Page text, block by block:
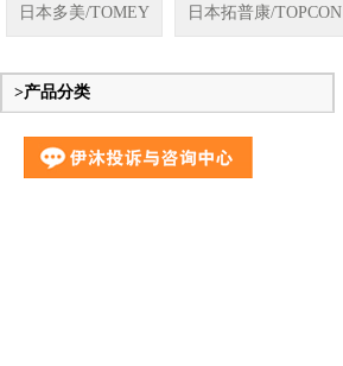
日本多美/TOMEY 日本拓普康/TOPCON
>产品分类